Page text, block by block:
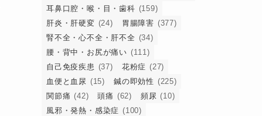
耳鼻口腔・喉・目・歯科 (159)
肝炎・肝硬変 (24) 胃腸障害 (377)
腎不全・心不全・肝不全 (34)
腰・背中・お尻が痛い (111)
自己免疫疾患 (37) 花粉症 (27)
血便と血尿 (15) 鍼の即効性 (225)
関節痛 (42) 頭痛 (62) 頻尿 (10)
風邪・発熱・感染症 (100)